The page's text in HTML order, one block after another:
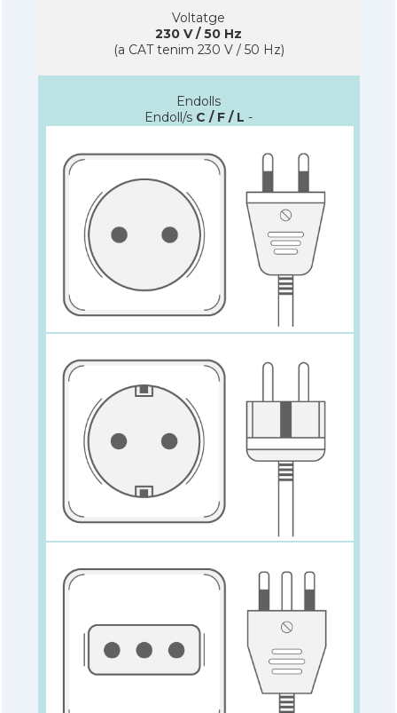
Voltatge
230 V / 50 Hz
(a CAT tenim 230 V / 50 Hz)
Endolls
Endoll/s C / F / L -